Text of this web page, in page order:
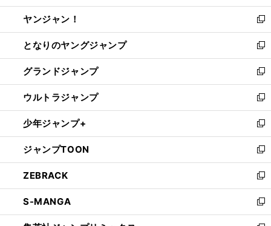
開
く
ウ
で
開
く
ウ
ィ
ン
ド
ウ
で
開
く
し
い
ウ
ィ
ン
ド
ウ
で
開
く
ヤンジャン！
新
し
い
ウ
ィ
ン
ド
ウ
で
開
く
となりのヤングジャンプ
新
し
い
ウ
ィ
ン
ド
ウ
で
開
く
グランドジャンプ
新
し
い
ウ
ィ
ン
ド
ウ
で
開
く
ウルトラジャンプ
新
し
い
ウ
ィ
ン
ド
ウ
で
開
少年ジャンプ+
新
し
い
ウ
ィ
ン
ド
ウ
ジャンプTOON
新
し
い
ウ
ィ
ン
ZEBRACK
新
し
い
ウ
S-MANGA
新
し